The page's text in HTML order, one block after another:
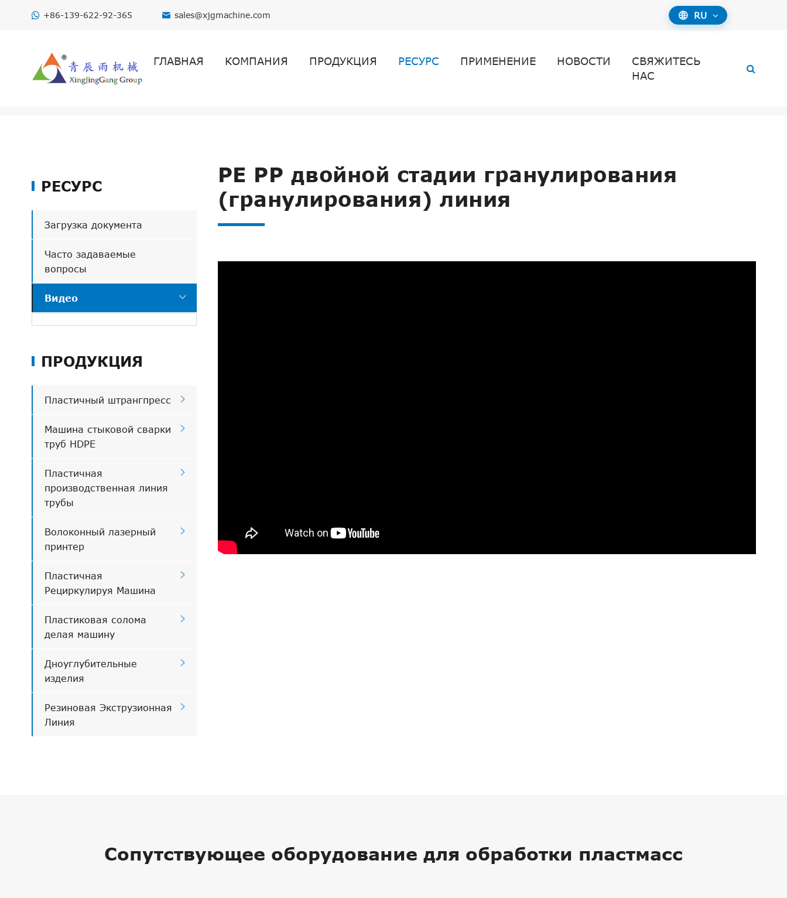
+86-139-622-92-365  sales@xjgmachine.com  RU
ГЛАВНАЯ КОМПАНИЯ ПРОДУКЦИЯ РЕСУРС ПРИМЕНЕНИЕ НОВОСТИ
СВЯЖИТЕСЬ
НАС
РЕСУРС
Загрузка документа
Часто задаваемые
вопросы
Видео 
ПРОДУКЦИЯ
Пластичный штрангпресс 
Машина стыковой сварки
труб HDPE

Пластичная
производственная линия
трубы

Волоконный лазерный
принтер

Пластичная
Рециркулируя Машина

Пластиковая солома
делая машину

Дноуглубительные
изделия

Резиновая Экструзионная
Линия

PE PP двойной стадии гранулирования
(гранулирования) линия
Сопутствующее оборудование для обработки пластмасс